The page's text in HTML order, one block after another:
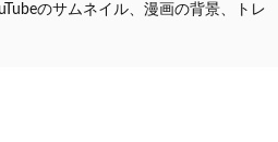
のサムネイル、漫画の背景、トレ